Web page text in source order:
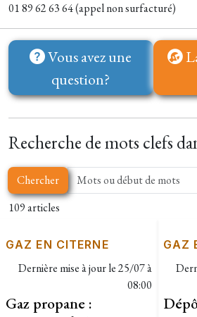
01 89 62 63 64 (appel non surfacturé)
Vous avez une
question?
Recherche de mots clefs
Chercher
109 articles
GAZ EN CITERNE
Dernière mise à jour le25/07 à
08:00
Gaz propane :
GAZ